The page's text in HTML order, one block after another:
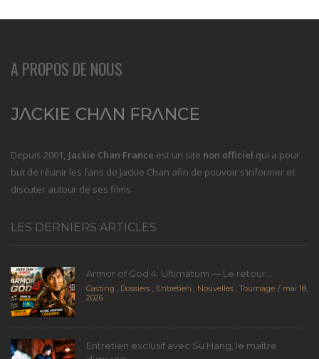
A PROPOS DE NOUS
Depuis 2001, Jackie Chan France est un site non officiel qui a pour
but de réunir les fans de Jackie Chan afin de pouvoir s’informer et
discuter autour de ses films.
LES DERNIERS ARTICLES
Armor of God 4: Ultimatum — Le retour...
Casting , Dossiers , Entretien , Nouvelles , Tournage
mai 18,
2026
Entretien exclusif avec Su Hang, le maître